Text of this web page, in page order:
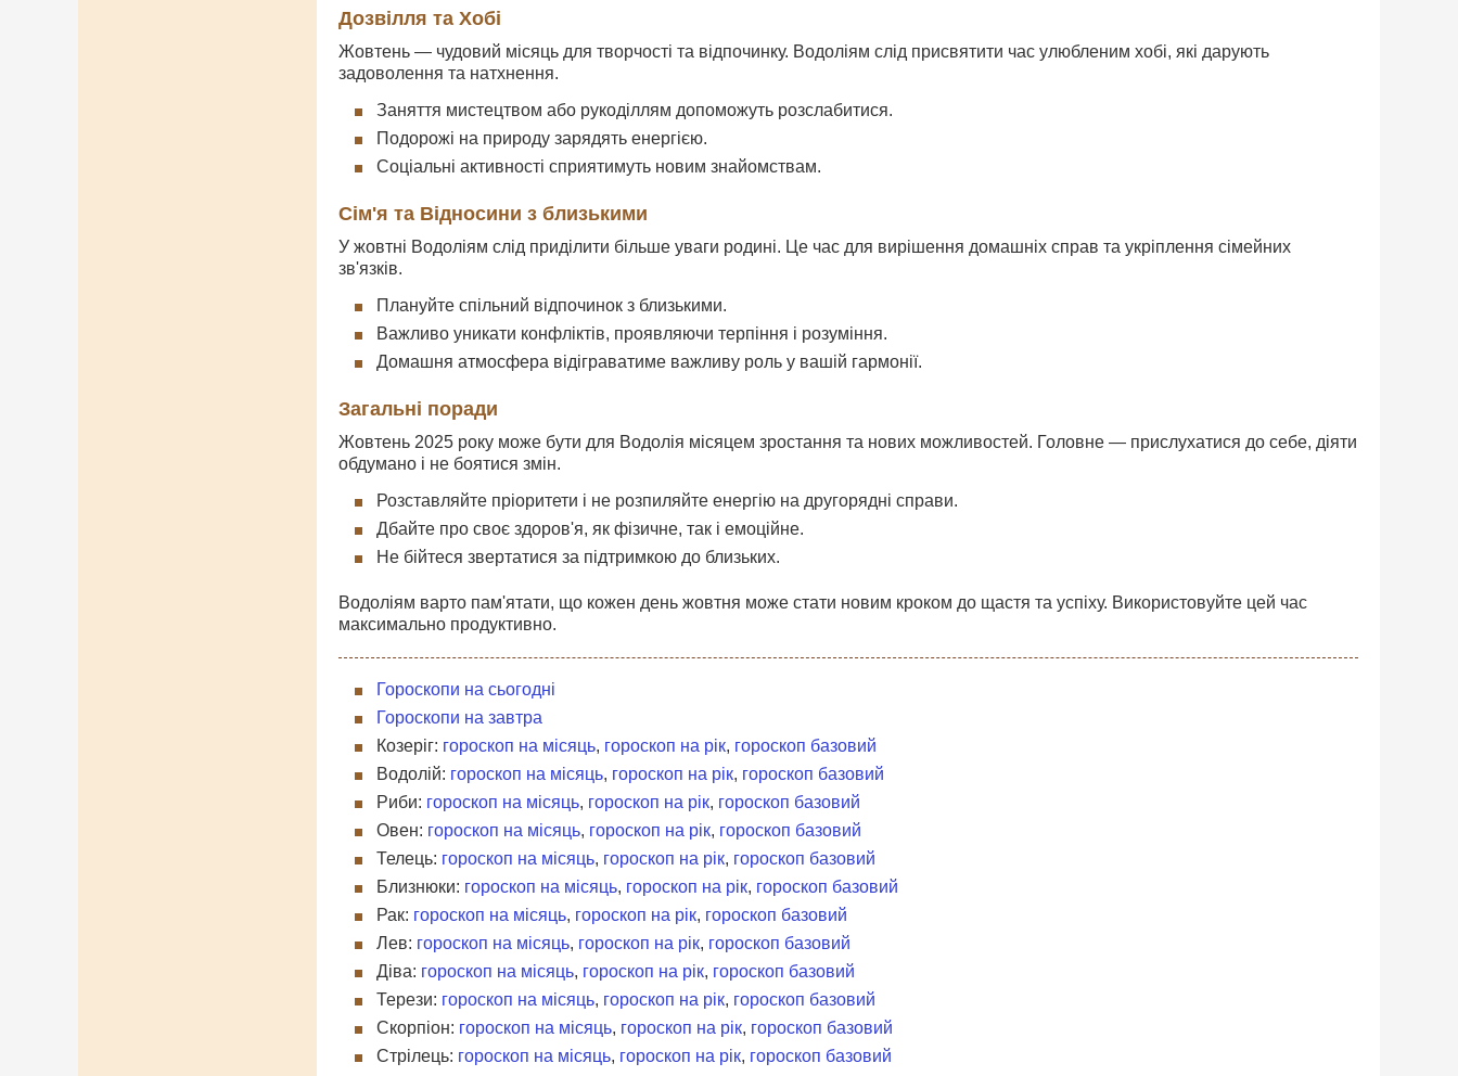
Дозвілля та Хобі
Жовтень — чудовий місяць для творчості та відпочинку. Водоліям слід присвятити час улюбленим хобі, які дарують
задоволення та натхнення.
Заняття мистецтвом або рукоділлям допоможуть розслабитися.
Подорожі на природу зарядять енергією.
Соціальні активності сприятимуть новим знайомствам.
Сім'я та Відносини з близькими
У жовтні Водоліям слід приділити більше уваги родині. Це час для вирішення домашніх справ та укріплення сімейних
зв'язків.
Плануйте спільний відпочинок з близькими.
Важливо уникати конфліктів, проявляючи терпіння і розуміння.
Домашня атмосфера відіграватиме важливу роль у вашій гармонії.
Загальні поради
Жовтень 2025 року може бути для Водолія місяцем зростання та нових можливостей. Головне — прислухатися до себе, діяти
обдумано і не боятися змін.
Розставляйте пріоритети і не розпиляйте енергію на другорядні справи.
Дбайте про своє здоров'я, як фізичне, так і емоційне.
Не бійтеся звертатися за підтримкою до близьких.
Водоліям варто пам'ятати, що кожен день жовтня може стати новим кроком до щастя та успіху. Використовуйте цей час
максимально продуктивно.
Гороскопи на сьогодні
Гороскопи на завтра
Козеріг: гороскоп на місяць, гороскоп на рік, гороскоп базовий
Водолій: гороскоп на місяць, гороскоп на рік, гороскоп базовий
Риби: гороскоп на місяць, гороскоп на рік, гороскоп базовий
Овен: гороскоп на місяць, гороскоп на рік, гороскоп базовий
Телець: гороскоп на місяць, гороскоп на рік, гороскоп базовий
Близнюки: гороскоп на місяць, гороскоп на рік, гороскоп базовий
Рак: гороскоп на місяць, гороскоп на рік, гороскоп базовий
Лев: гороскоп на місяць, гороскоп на рік, гороскоп базовий
Діва: гороскоп на місяць, гороскоп на рік, гороскоп базовий
Терези: гороскоп на місяць, гороскоп на рік, гороскоп базовий
Скорпіон: гороскоп на місяць, гороскоп на рік, гороскоп базовий
Стрілець: гороскоп на місяць, гороскоп на рік, гороскоп базовий